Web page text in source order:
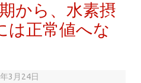
から、水素摂
は正常値へな
3月24日